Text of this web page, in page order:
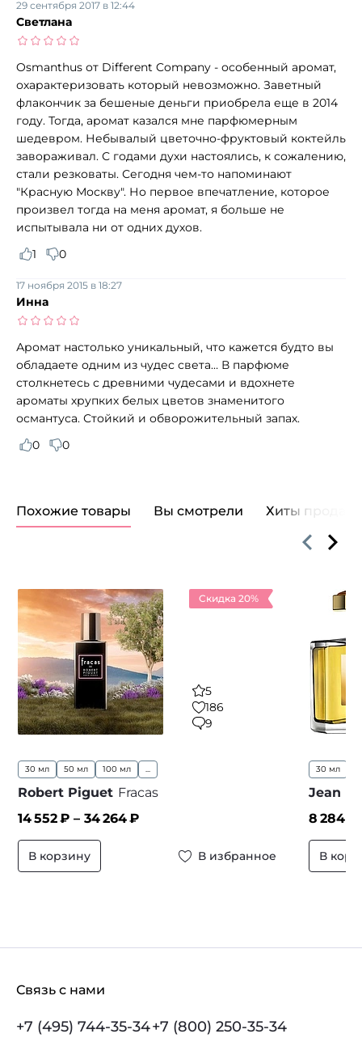
Светлана
29 сентября 2017 в 12:44
Osmanthus от Different Company - особенный аромат,
охарактеризовать который невозможно. Заветный
флакончик за бешеные деньги приобрела еще в 2014
году. Тогда, аромат казался мне парфюмерным
шедевром. Небывалый цветочно-фруктовый коктейль
завораживал. С годами духи настоялись, к сожалению,
стали резковаты. Сегодня чем-то напоминают
"Красную Москву". Но первое впечатление, которое
произвел тогда на меня аромат, я больше не
испытывала ни от одних духов.
1
0
Инна
17 ноября 2015 в 18:27
Аромат настолько уникальный, что кажется будто вы
обладаете одним из чудес света… В парфюме
столкнетесь с древними чудесами и вдохнете
ароматы хрупких белых цветов знаменитого
османтуса. Стойкий и обворожительный запах.
0
0
Похожие товары Вы смотрели Хиты продаж
Скидка 20%
5
186
9
30 мл 50 мл 100 мл
Robert Piguet Fracas
14 552₽ – 34 264₽
В корзину В избранное
30 мл
Jean
8 284
В
Связь с нами
+7 (495) 744-35-34+7 (800) 250-35-34